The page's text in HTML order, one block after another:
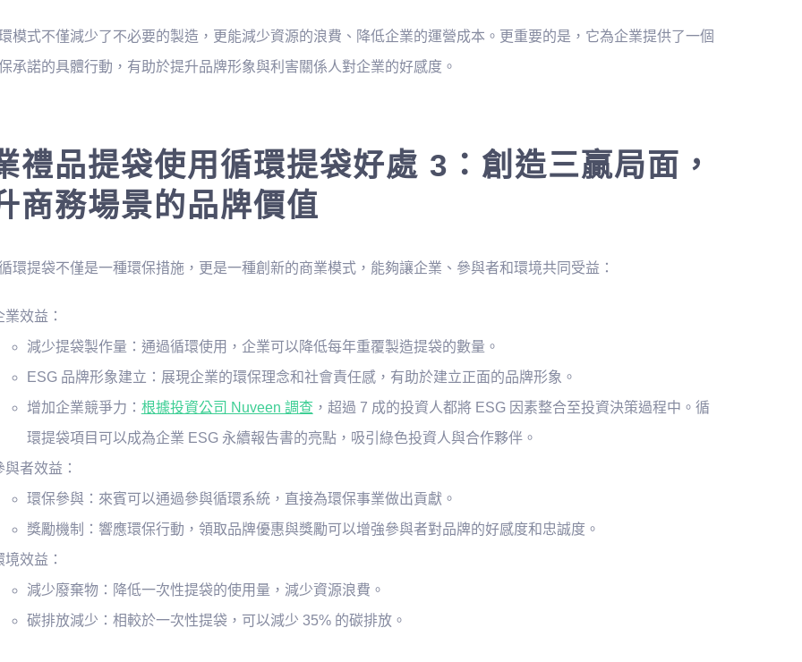
模式不僅減少了不必要的製造，更能減少資源的浪費、降低企業的運營成本。更重要的是，它為企業提供了一個
承諾的具體行動，有助於提升品牌形象與利害關係人對企業的好感度。
禮品提袋使用循環提袋好處 3：創造三贏局面，
商務場景的品牌價值
環提袋不僅是一種環保措施，更是一種創新的商業模式，能夠讓企業、參與者和環境共同受益：
業效益：
減少提袋製作量：通過循環使用，企業可以降低每年重覆製造提袋的數量。
ESG 品牌形象建立：展現企業的環保理念和社會責任感，有助於建立正面的品牌形象。
增加企業競爭力： 根據投資公司 Nuveen 調查 ，超過 7 成的投資人都將 ESG 因素整合至投資決策過程中。循
環提袋項目可以成為企業 ESG 永續報告書的亮點，吸引綠色投資人與合作夥伴。
與者效益：
環保參與：來賓可以通過參與循環系統，直接為環保事業做出貢獻。
獎勵機制：響應環保行動，領取品牌優惠與獎勵可以增強參與者對品牌的好感度和忠誠度。
境效益：
減少廢棄物：降低一次性提袋的使用量，減少資源浪費。
碳排放減少：相較於一次性提袋，可以減少 35% 的碳排放。